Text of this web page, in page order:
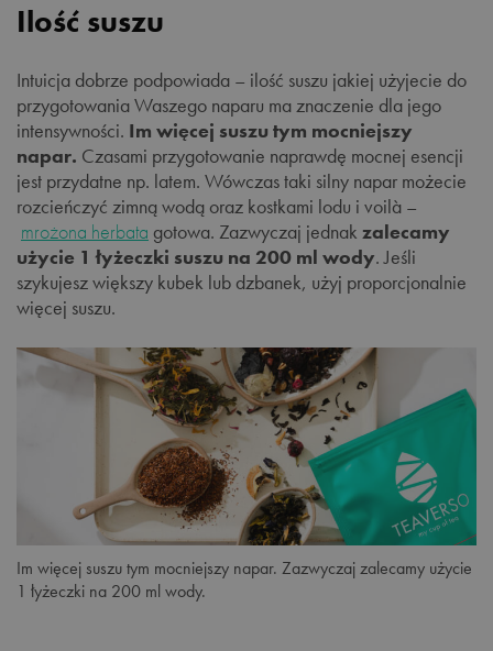
Ilość suszu
Intuicja dobrze podpowiada – ilość suszu jakiej użyjecie do
przygotowania Waszego naparu ma znaczenie dla jego
intensywności. Im więcej suszu tym mocniejszy
napar. Czasami przygotowanie naprawdę mocnej esencji
jest przydatne np. latem. Wówczas taki silny napar możecie
rozcieńczyć zimną wodą oraz kostkami lodu i voilà –
mrożona herbata gotowa. Zazwyczaj jednak zalecamy
użycie 1 łyżeczki suszu na 200 ml wody. Jeśli
szykujesz większy kubek lub dzbanek, użyj proporcjonalnie
więcej suszu.
Im więcej suszu tym mocniejszy napar. Zazwyczaj zalecamy użycie
1 łyżeczki na 200 ml wody.